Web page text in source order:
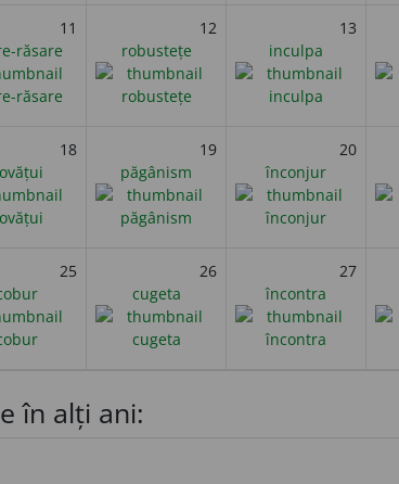
11
răsare
12
robustețe
13
inculpa
18
19
păgânism
20
înconjur
25
26
cugeta
27
încontra
în alți ani: